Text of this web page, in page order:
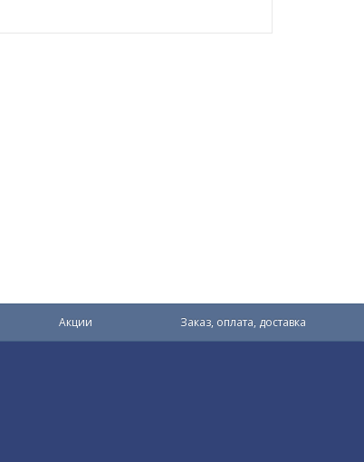
Акции Заказ, оплата, доставка